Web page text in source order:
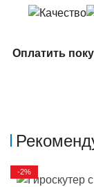
Оплатить
-2%